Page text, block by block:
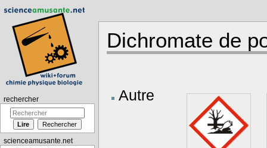
Dichromate de
Autre
rechercher
scienceamusante.net